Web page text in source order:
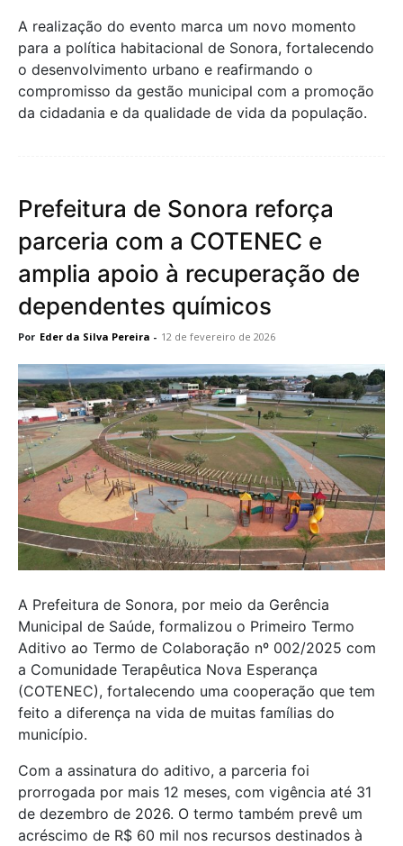
A realização do evento marca um novo momento
para a política habitacional de Sonora, fortalecendo
o desenvolvimento urbano e reafirmando o
compromisso da gestão municipal com a promoção
da cidadania e da qualidade de vida da população.
Prefeitura de Sonora reforça
parceria com a COTENEC e
amplia apoio à recuperação de
dependentes químicos
Por Eder da Silva Pereira - 12 de fevereiro de 2026
A Prefeitura de Sonora, por meio da Gerência
Municipal de Saúde, formalizou o Primeiro Termo
Aditivo ao Termo de Colaboração nº 002/2025 com
a Comunidade Terapêutica Nova Esperança
(COTENEC), fortalecendo uma cooperação que tem
feito a diferença na vida de muitas famílias do
município.
Com a assinatura do aditivo, a parceria foi
prorrogada por mais 12 meses, com vigência até 31
de dezembro de 2026. O termo também prevê um
acréscimo de R$ 60 mil nos recursos destinados à